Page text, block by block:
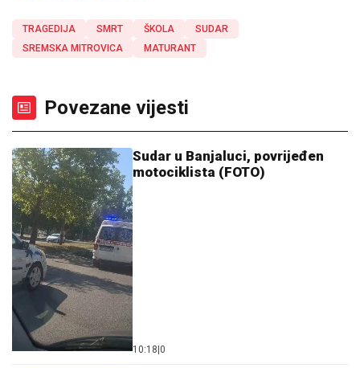
TRAGEDIJA SMRT ŠKOLA
SUDAR
SREMSKA MITROVICA
MATURANT
Povezane vijesti
Sudar u Banjaluci, povrijeđen
motociklista (FOTO)
10:18 0